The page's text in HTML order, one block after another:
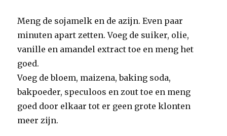
Meng de sojamelk en de azijn. Even paar
minuten apart zetten. Voeg de suiker, olie,
vanille en amandel extract toe en meng het
goed.
Voeg de bloem, maizena, baking soda,
bakpoeder, speculoos en zout toe en meng
goed door elkaar tot er geen grote klonten
meer zijn.